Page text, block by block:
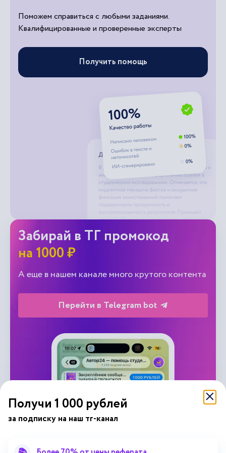
Поможем справиться с любыми заданиями.
Квалифицированные и проверенные эксперты
Получить помощь
Забирай в ТГ промокод
на 1000 ₽
А еще в нашем канале много крутого контента
Перейти в Telegram bot
Получи 1 000 рублей
за подписку на наш тг-канал